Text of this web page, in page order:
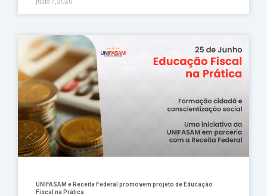
julho 7, 2026
UNIFASAM e Receita Federal promovem projeto de Educação
Fiscal na Prática